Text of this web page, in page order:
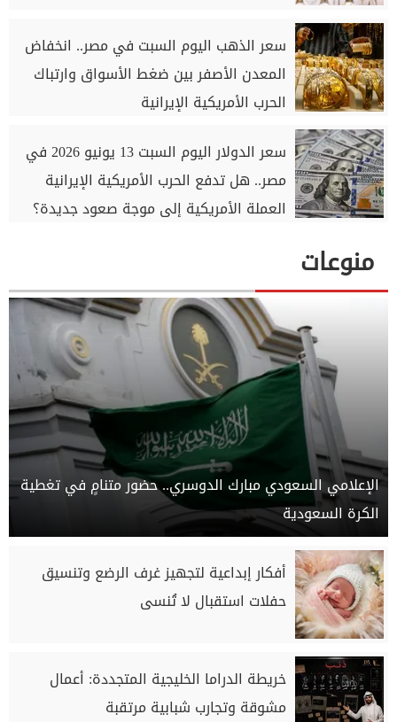
سعر الذهب اليوم السبت في مصر.. انخفاض
المعدن الأصفر بين ضغط الأسواق وارتباك
الحرب الأمريكية الإيرانية
سعر الدولار اليوم السبت 13 يونيو 2026 في
مصر.. هل تدفع الحرب الأمريكية الإيرانية
العملة الأمريكية إلى موجة صعود جديدة؟
منوعات
الإعلامي السعودي مبارك الدوسري.. حضور متنامٍ في تغطية
الكرة السعودية
أفكار إبداعية لتجهيز غرف الرضع وتنسيق
حفلات استقبال لا تُنسى
خريطة الدراما الخليجية المتجددة: أعمال
مشوقة وتجارب شبابية مرتقبة